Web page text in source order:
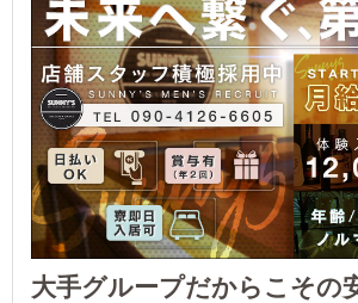
大手グループだからこその